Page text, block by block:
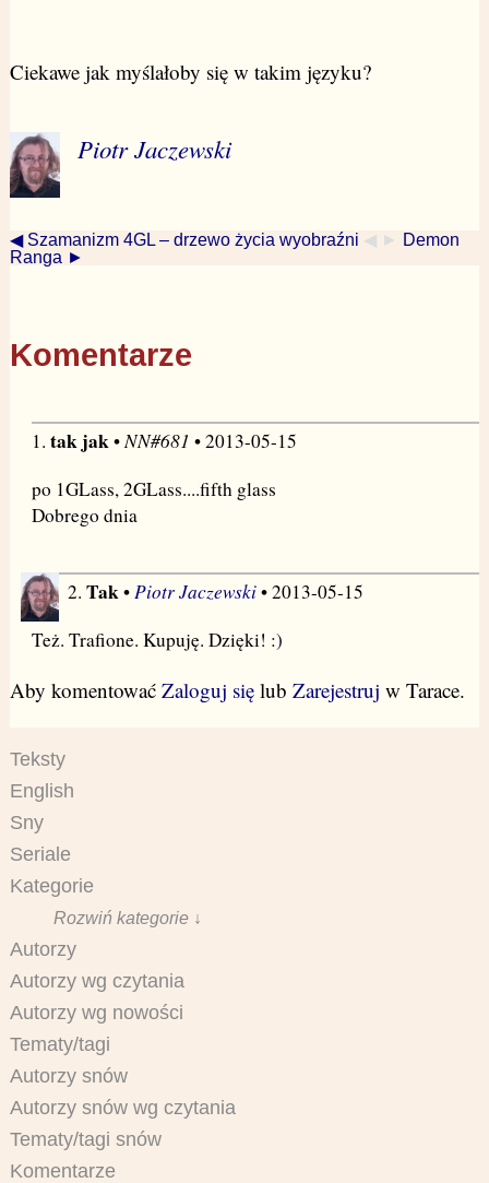
Ciekawe jak myślałoby się w takim języku?
Piotr Jaczewski
◀ Szamanizm 4GL – drzewo życia wyobraźni ◀ ►
Demon
Ranga ►
Komentarze
1. tak jak•NN#681 • 2013-05-15
po 1GLass, 2GLass....fifth glass
Dobrego dnia
2. Tak•Piotr Jaczewski• 2013-05-15
Też. Trafione. Kupuję. Dzięki! :)
Aby komentować Zaloguj sięlub Zarejestruj w Tarace.
Teksty
English
Sny
Seriale
Kategorie
Rozwiń kategorie ↓
Autorzy
Autorzy wg czytania
Autorzy wg nowości
Tematy/tagi
Autorzy snów
Autorzy snów wg czytania
Tematy/tagi snów
Komentarze